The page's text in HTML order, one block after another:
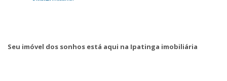
Seu imóvel dos sonhos está aqui na Ipatinga imobiliária